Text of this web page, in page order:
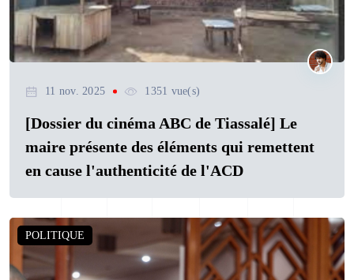
11 nov. 2025 1351 vue(s)
[Dossier du cinéma ABC de Tiassalé] Le
maire présente des éléments qui remettent
en cause l'authenticité de l'ACD
POLITIQUE